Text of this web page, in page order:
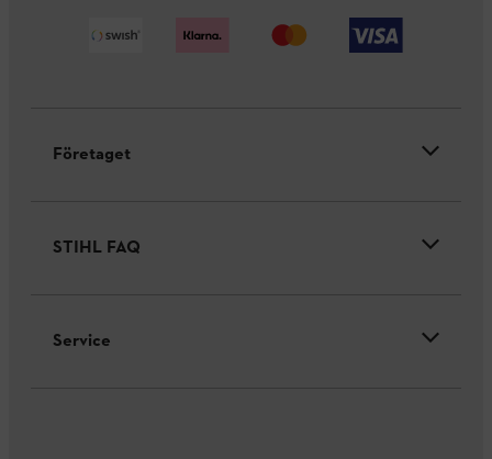
Företaget
STIHL FAQ
Service